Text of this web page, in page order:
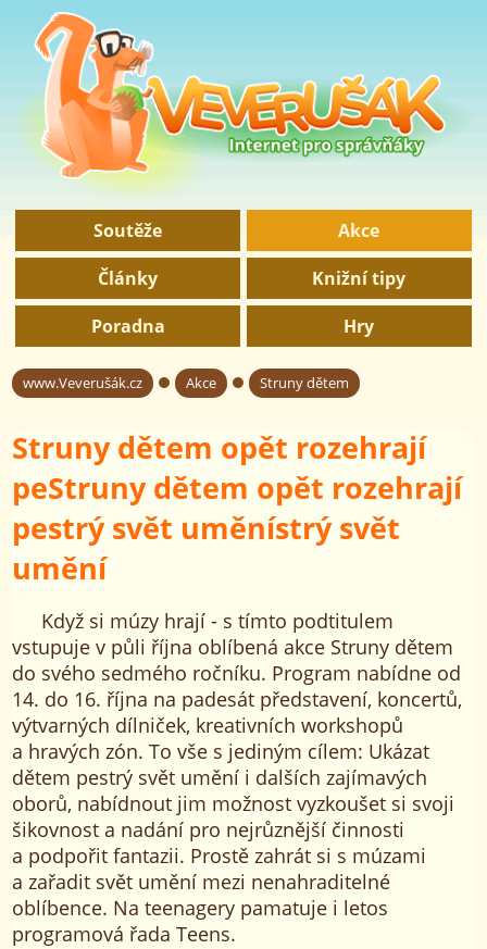
Soutěže Akce
Články Knižní tipy
Poradna Hry
www.Veverušák.cz→ Akce→ Struny dětem
Struny dětem opět rozehrají
peStruny dětem opět rozehrají
pestrý svět uměnístrý svět
umění
Když si múzy hrají - s tímto podtitulem
vstupuje v půli října oblíbená akce Struny dětem
do svého sedmého ročníku. Program nabídne od
14. do 16. října na padesát představení, koncertů,
výtvarných dílniček, kreativních workshopů
a hravých zón. To vše s jediným cílem: Ukázat
dětem pestrý svět umění i dalších zajímavých
oborů, nabídnout jim možnost vyzkoušet si svoji
šikovnost a nadání pro nejrůznější činnosti
a podpořit fantazii. Prostě zahrát si s múzami
a zařadit svět umění mezi nenahraditelné
oblíbence. Na teenagery pamatuje i letos
programová řada Teens.